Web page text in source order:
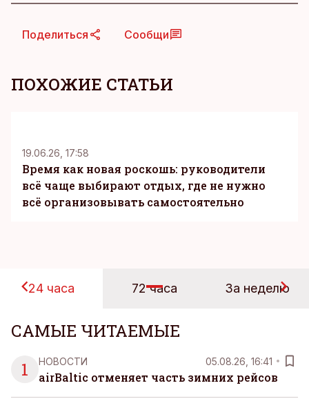
Поделиться Сообщи
ПОХОЖИЕ СТАТЬИ
19.06.26, 17:58
Время как новая роскошь: руководители
всё чаще выбирают отдых, где не нужно
всё организовывать самостоятельно
24 часа 72 часа За неделю
САМЫЕ ЧИТАЕМЫЕ
1
НОВОСТИ 05.08.26, 16:41
airBaltic отменяет часть зимних рейсов